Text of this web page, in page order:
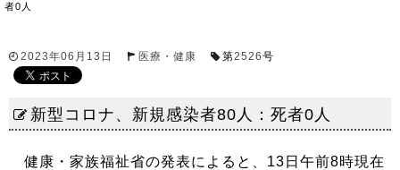
者0人
2023年06月13日 医療・健康 第2526号
新型コロナ、新規感染者80人：死者0人
健康・家族福祉省の発表によると、13日午前8時現在